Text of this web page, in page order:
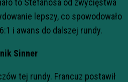
to Stefanosa od zwycięstwa
lepszy, co spowodowało
i awans do dalszej rundy.
Sinner
tej rundy. Francuz postawił